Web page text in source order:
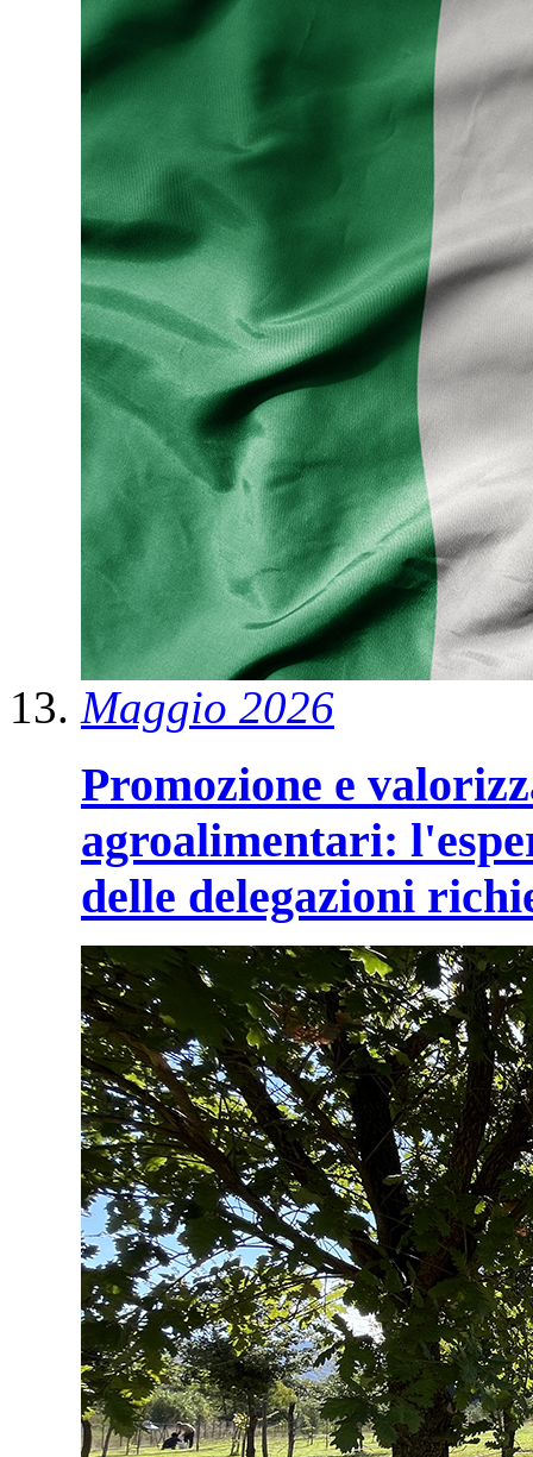
Maggio 2026
Promozione e
agroalimentari:
delle delegazioni